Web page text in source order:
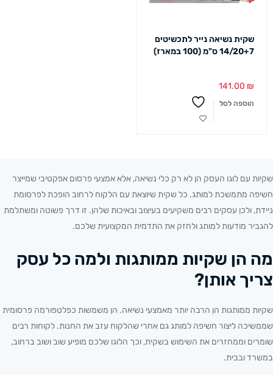
שקית נשיאה נייר לתכשיטים
14/20+7 ס"מ (100 במארז)
141.00 ₪
הוספה לסל
שקיות עם לוגו העסק הן לא רק כלי נשיאה, אלא אמצעי פרסום אפקטיבי שמייצר
חשיפה מתמשכת למותג. כל שקית שיוצאת עם הלקוח לרחוב הופכת לפרסומת
ניידת, ולכן עסקים רבים משקיעים בעיצוב ובאיכות שלהן. זו דרך פשוטה ומשתלמת
להגביר מודעות למותג ולחזק את התדמית המקצועית שלכם.
מה הן שקיות ממותגות ולמה כל עסק
צריך אותן?
שקיות ממותגות הן הרבה יותר מאמצעי נשיאה. הן משמשות כפלטפורמה פרסומית
שממשיכה ליצור חשיפה למותג גם אחרי שהלקוח עזב את החנות. לקוחות רבים
שומרים וממחזרים את השימוש בשקית, וכך הלוגו שלכם מופיע שוב ושוב ברחוב,
במשרד ובבית.